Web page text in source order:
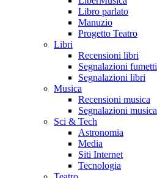
Libro parlato
Manuzio
Progetto Teatro
Libri
Recensioni libri
Segnalazioni fumetti
Segnalazioni libri
Musica
Recensioni musica
Segnalazioni musica
Sci & Tech
Astronomia
Media
Siti Internet
Tecnologia